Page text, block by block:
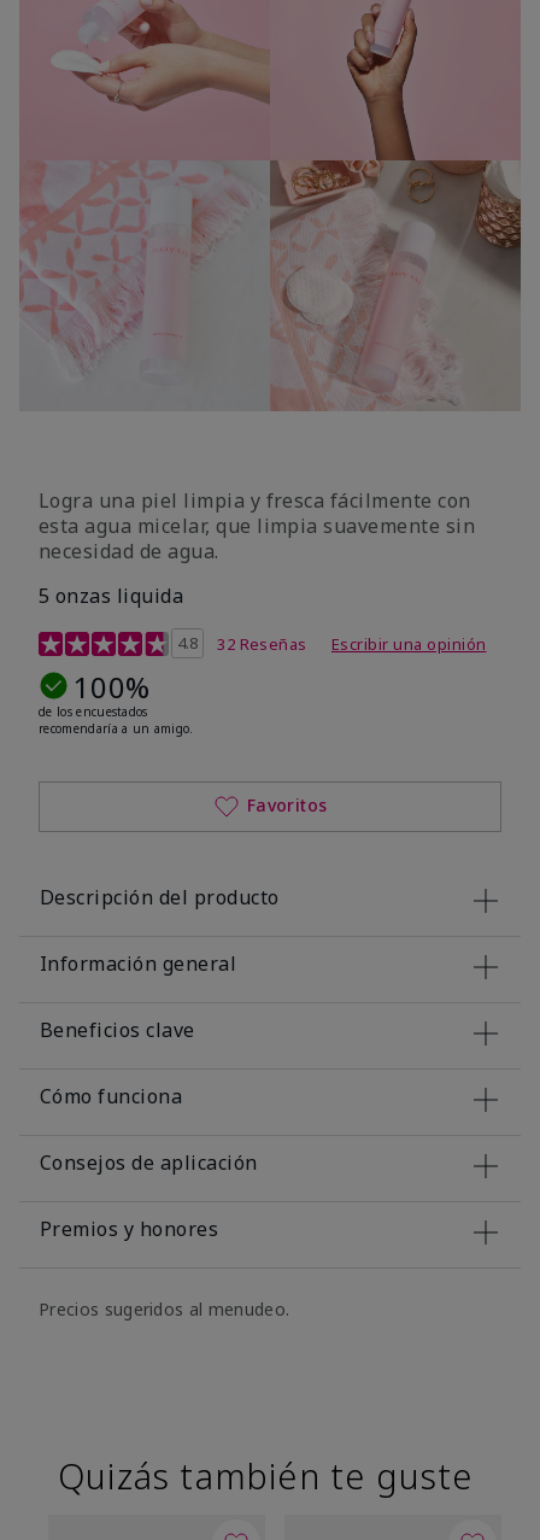
Logra una piel limpia y fresca fácilmente con
esta agua micelar, que limpia suavemente sin
necesidad de agua.
5 onzas liquida
Calificación de clientes de 5 de 5
4.8 32 Reseñas Escribir una opinión
100%
de los encuestados
recomendaría a un amigo.
Favoritos
Descripción del producto
Información general
Beneficios clave
Cómo funciona
Consejos de aplicación
Premios y honores
Precios sugeridos al menudeo.
Quizás también te guste